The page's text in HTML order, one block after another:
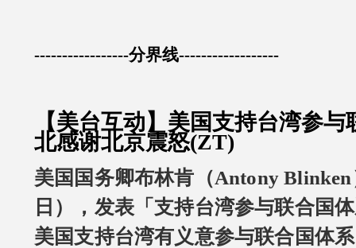
-----------------分界线------------------
【美台互动】美国支持台湾参
北感谢北京震怒(ZT)
美国国务卿布林肯（Antony
日），发表「支持台湾参与联合国
美国支持台湾有义意参与联合国体